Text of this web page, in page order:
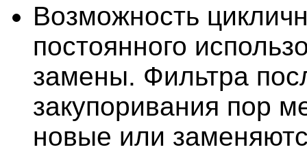
Возможность
постоянного
замены. Фильтра
закупоривания пор
новые или